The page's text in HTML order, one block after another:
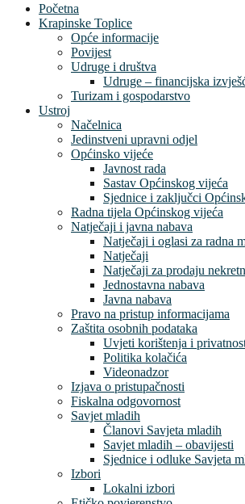
Početna
Krapinske Toplice
Opće informacije
Povijest
Udruge i društva
Udruge – financijska
Turizam i gospodarstvo
Ustroj
Načelnica
Jedinstveni upravni odjel
Općinsko vijeće
Javnost rada
Sastav Općinskog vijeća
Sjednice i zaključci
Radna tijela Općinskog vijeća
Natječaji i javna nabava
Natječaji i oglasi za radna
Natječaji
Natječaji za prodaju
Jednostavna nabava
Javna nabava
Pravo na pristup informacijama
Zaštita osobnih podataka
Uvjeti korištenja i
Politika kolačića
Videonadzor
Izjava o pristupačnosti
Fiskalna odgovornost
Savjet mladih
Članovi Savjeta mladih
Savjet mladih – obavijesti
Sjednice i odluke Savjeta
Izbori
Lokalni izbori